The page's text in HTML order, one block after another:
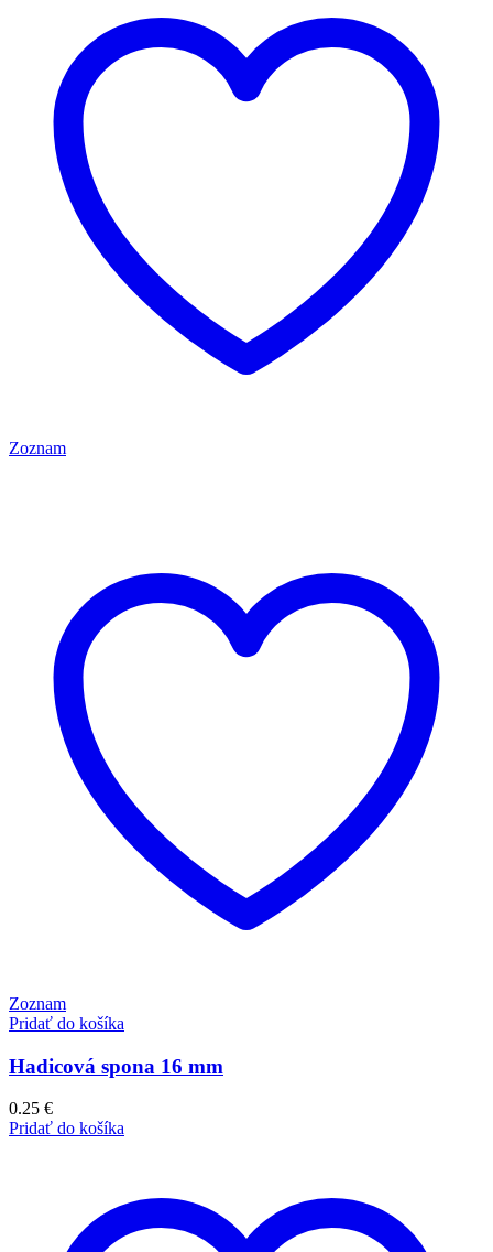
Zoznam
Zoznam
Pridať do košíka
Hadicová spona 16 mm
0.25 €
Pridať do košíka